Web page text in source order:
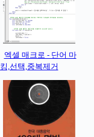
엑셀 매크로 - 단어 마
킹,선택,중복제거